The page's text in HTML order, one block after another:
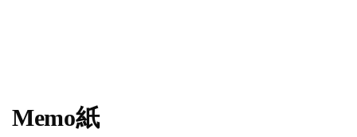
Memo紙